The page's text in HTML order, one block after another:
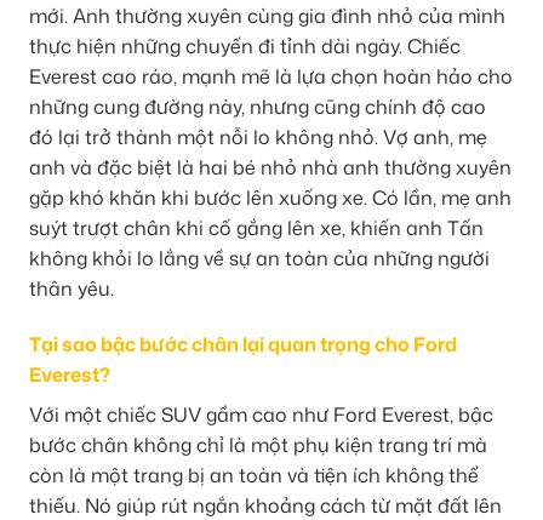
mới. Anh thường xuyên cùng gia đình nhỏ của mình
thực hiện những chuyến đi tỉnh dài ngày. Chiếc
Everest cao ráo, mạnh mẽ là lựa chọn hoàn hảo cho
những cung đường này, nhưng cũng chính độ cao
đó lại trở thành một nỗi lo không nhỏ. Vợ anh, mẹ
anh và đặc biệt là hai bé nhỏ nhà anh thường xuyên
gặp khó khăn khi bước lên xuống xe. Có lần, mẹ anh
suýt trượt chân khi cố gắng lên xe, khiến anh Tấn
không khỏi lo lắng về sự an toàn của những người
thân yêu.
Tại sao bậc bước chân lại quan trọng cho Ford
Everest?
Với một chiếc SUV gầm cao như Ford Everest, bậc
bước chân không chỉ là một phụ kiện trang trí mà
còn là một trang bị an toàn và tiện ích không thể
thiếu. Nó giúp rút ngắn khoảng cách từ mặt đất lên